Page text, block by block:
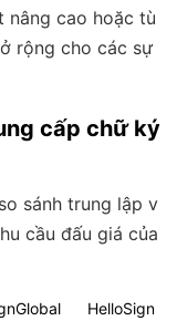
nâng cao hoặc tù
rộng cho các sự
cấp chữ ký
sánh trung lập v
cầu đấu giá của
HelloSign